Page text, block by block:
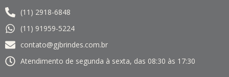
(11) 2918-6848
(11) 91959-5224
contato@gjbrindes.com.br
Atendimento de segunda à sexta, das 08:30 às 17:30